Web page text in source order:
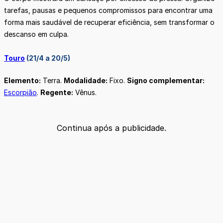
tarefas, pausas e pequenos compromissos para encontrar uma
forma mais saudável de recuperar eficiência, sem transformar o
descanso em culpa.
Touro (21/4 a 20/5)
Elemento: Terra. Modalidade: Fixo. Signo complementar:
Escorpião. Regente: Vênus.
Continua após a publicidade.